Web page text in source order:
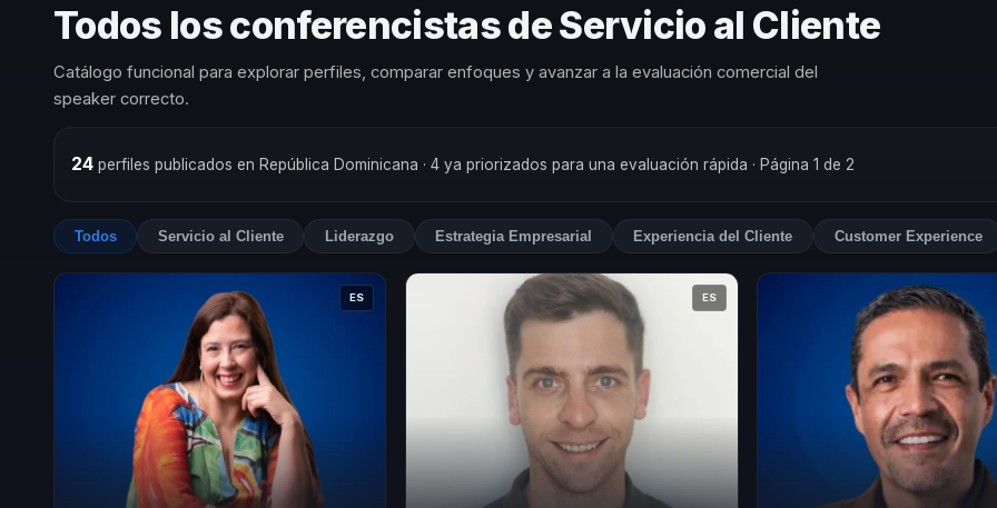
Todos los conferencistas de Servicio al Cliente
Catálogo funcional para explorar perfiles, comparar enfoques y avanzar a la evaluación comercial del
speaker correcto.
24perfiles publicados en República Dominicana · 4 ya priorizados para una evaluación rápida · Página 1 de 2
Todos Servicio al Cliente Liderazgo Estrategia Empresarial Experiencia del Cliente Customer Experience
ES ES